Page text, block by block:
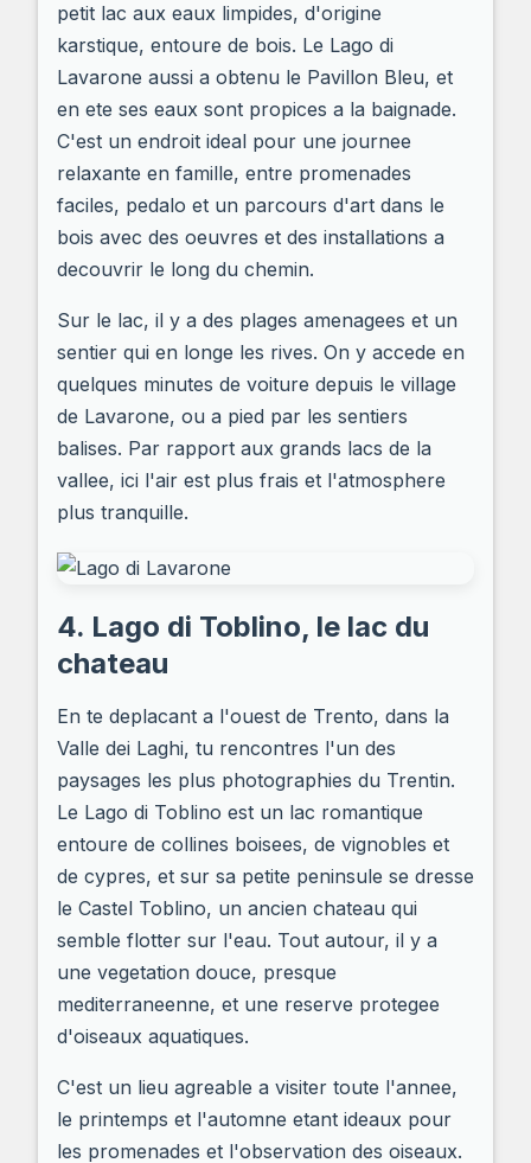
petit lac aux eaux limpides, d'origine
karstique, entoure de bois. Le Lago di
Lavarone aussi a obtenu le Pavillon Bleu, et
en ete ses eaux sont propices a la baignade.
C'est un endroit ideal pour une journee
relaxante en famille, entre promenades
faciles, pedalo et un parcours d'art dans le
bois avec des oeuvres et des installations a
decouvrir le long du chemin.
Sur le lac, il y a des plages amenagees et un
sentier qui en longe les rives. On y accede en
quelques minutes de voiture depuis le village
de Lavarone, ou a pied par les sentiers
balises. Par rapport aux grands lacs de la
vallee, ici l'air est plus frais et l'atmosphere
plus tranquille.
4. Lago di Toblino, le lac du
chateau
En te deplacant a l'ouest de Trento, dans la
Valle dei Laghi, tu rencontres l'un des
paysages les plus photographies du Trentin.
Le Lago di Toblino est un lac romantique
entoure de collines boisees, de vignobles et
de cypres, et sur sa petite peninsule se dresse
le Castel Toblino, un ancien chateau qui
semble flotter sur l'eau. Tout autour, il y a
une vegetation douce, presque
mediterraneenne, et une reserve protegee
d'oiseaux aquatiques.
C'est un lieu agreable a visiter toute l'annee,
le printemps et l'automne etant ideaux pour
les promenades et l'observation des oiseaux.